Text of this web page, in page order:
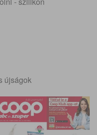
újságok